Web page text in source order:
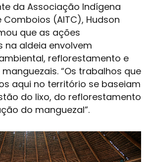
da Associação Indígena
Comboios (AITC), Hudson
que as ações
na aldeia envolvem
reflorestamento e
“Os trabalhos que
aqui no território se baseiam
do lixo, do reflorestamento
do manguezal”.